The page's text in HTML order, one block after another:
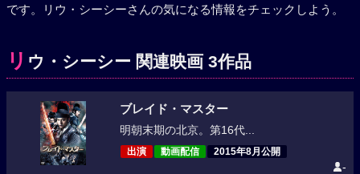
です。リウ・シーシーさんの気になる情報をチェックしよう。
リ ウ・シーシー 関連映画 3作品
ブレイド・マスター
明朝末期の北京。第16代...
出演 動画配信 2015年8月公開
-